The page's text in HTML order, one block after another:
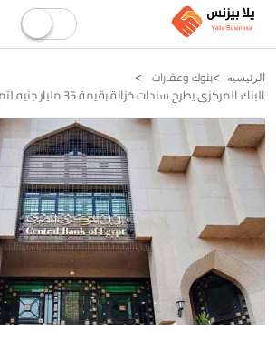
الرئيسيه بنوك وعقارات
البنك المركزى يطرح سندات خزانة بقيمة 35 مليار جنيه لتمويل عجز الموازنة